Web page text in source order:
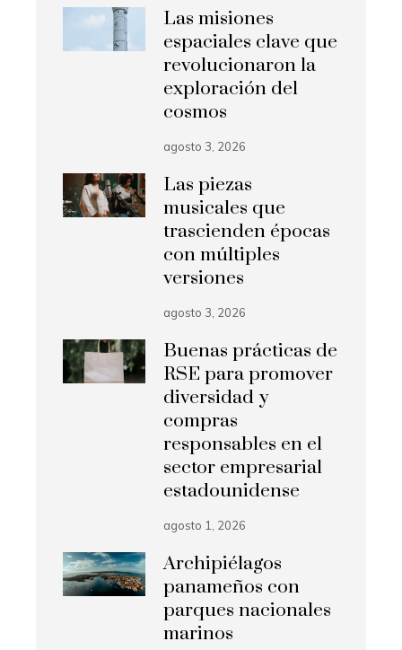
Las misiones
espaciales clave que
revolucionaron la
exploración del
cosmos
agosto 3, 2026
Las piezas
musicales que
trascienden épocas
con múltiples
versiones
agosto 3, 2026
Buenas prácticas de
RSE para promover
diversidad y
compras
responsables en el
sector empresarial
estadounidense
agosto 1, 2026
Archipiélagos
panameños con
parques nacionales
marinos